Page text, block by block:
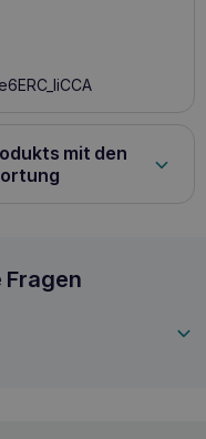
mit den
Huhn Muschel